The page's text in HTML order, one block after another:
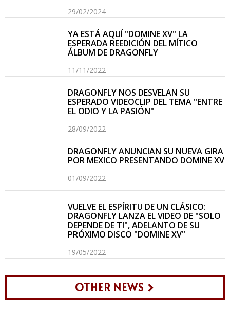
29/02/2024
YA ESTÁ AQUÍ "DOMINE XV" LA
ESPERADA REEDICIÓN DEL MÍTICO
ÁLBUM DE DRAGONFLY
11/11/2022
DRAGONFLY NOS DESVELAN SU
ESPERADO VIDEOCLIP DEL TEMA "ENTRE
EL ODIO Y LA PASIÓN"
28/09/2022
DRAGONFLY ANUNCIAN SU NUEVA GIRA
POR MEXICO PRESENTANDO DOMINE XV
01/09/2022
VUELVE EL ESPÍRITU DE UN CLÁSICO:
DRAGONFLY LANZA EL VIDEO DE "SOLO
DEPENDE DE TI", ADELANTO DE SU
PRÓXIMO DISCO "DOMINE XV"
19/05/2022
OTHER NEWS